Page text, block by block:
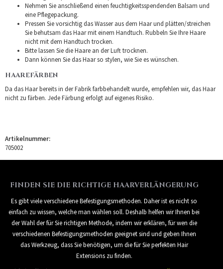
Nehmen Sie anschließend einen feuchtigkeitsspendenden Balsam und
eine Pflegepackung.
Pressen Sie vorsichtig das Wasser aus dem Haar und plätten/streichen
Sie behutsam das Haar mit einem Handtuch. Rubbeln Sie Ihre Haare
nicht mit dem Handtuch trocken.
Bitte lassen Sie die Haare an der Luft trocknen.
Dann können Sie das Haar so stylen, wie Sie es wünschen.
HAAREFÄRBEN
Da das Haar bereits in der Fabrik farbbehandelt wurde, empfehlen wir, das Haar
nicht zu färben. Jede Färbung erfolgt auf eigenes Risiko.
Artikelnummer:
705002
FINDEN SIE DIE RICHTIGE HAARVERLÄNGERUNG
Es gibt viele verschiedene Befestigungsmethoden. Daher ist es nicht so
einfach zu wissen, welche man wählen soll. Deshalb helfen wir Ihnen bei
der Wahl der für Sie richtigen Methode, indem wir erklären, für wen die
verschiedenen Befestigungsmethoden geeignet sind und geben Ihnen
das Werkzeug, dass Sie benötigen, um die für Sie perfekten Hair
Extensions zu finden.